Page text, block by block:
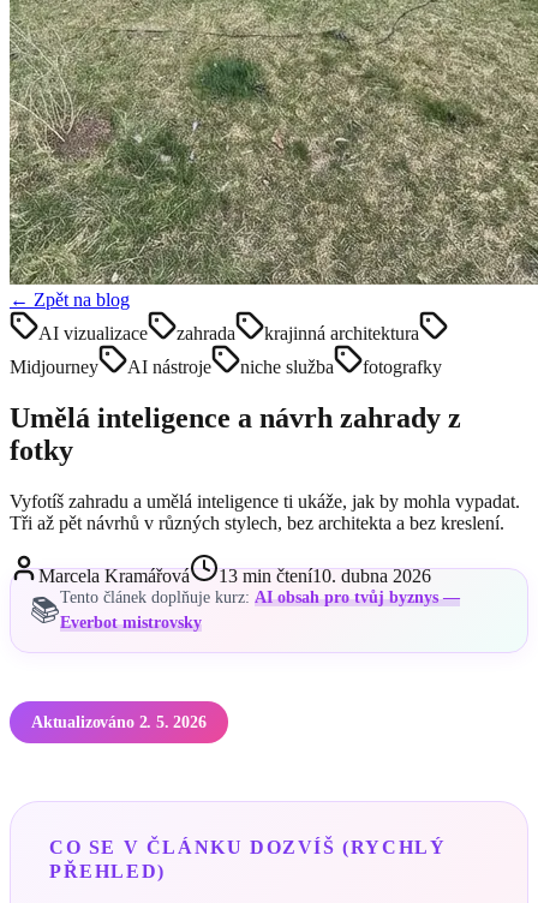
← Zpět na blog
AI vizualizace
zahrada
krajinná architektura
Midjourney
AI nástroje niche služba fotografky
Umělá inteligence a návrh zahrady z
fotky
Vyfotíš zahradu a umělá inteligence ti ukáže, jak by mohla vypadat.
Tři až pět návrhů v různých stylech, bez architekta a bez kreslení.
Marcela Kramářová 13min čtení10. dubna 2026
📚Tento článek doplňuje kurz: AI obsah pro tvůj byznys —
Everbot mistrovsky
Aktualizováno 2. 5. 2026
CO SE V ČLÁNKU DOZVÍŠ (RYCHLÝ
PŘEHLED)